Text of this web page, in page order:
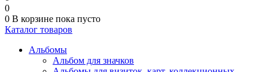
0
0 В корзине пока пусто
Каталог товаров
Альбомы
Альбом для значков